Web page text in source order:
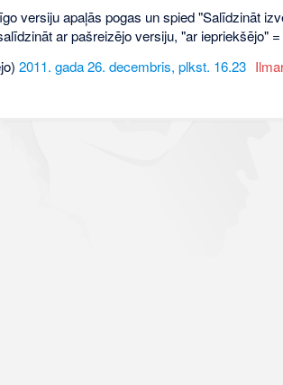
versiju apaļās pogas un spied "Salīdzināt
ar pašreizējo versiju, "ar iepriekšējo"
2011. gada 26. decembris, plkst. 16.23‎